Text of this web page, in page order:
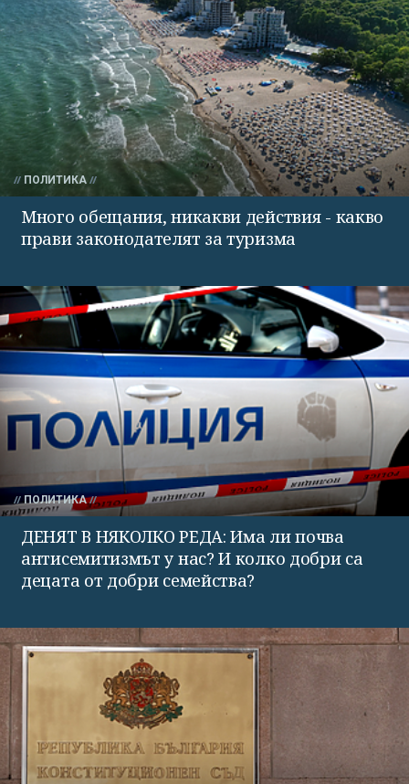
ПОЛИТИКА
Много обещания, никакви действия - какво
прави законодателят за туризма
ПОЛИТИКА
ДЕНЯТ В НЯКОЛКО РЕДА: Има ли почва
антисемитизмът у нас? И колко добри са
децата от добри семейства?